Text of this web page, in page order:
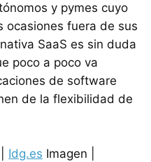
y pymes cuyo
ocasiones fuera de sus
SaaS es sin duda
poco a poco va
de software
de la flexibilidad de
Idg.es Imagen |